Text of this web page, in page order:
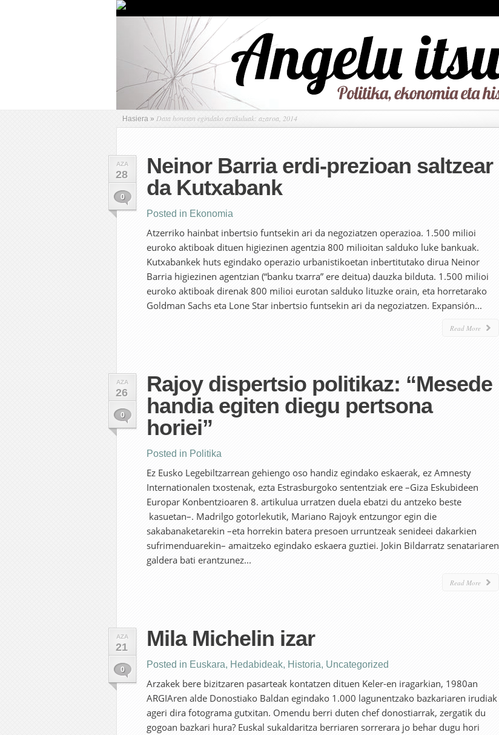
Hasiera » Data honetan egindako artikuluak: azaroa, 2014
AZA
28
0
Neinor Barria erdi-prezioan saltzear
da Kutxabank
Posted in Ekonomia
Atzerriko hainbat inbertsio funtsekin ari da negoziatzen operazioa. 1.500 milioi
euroko aktiboak dituen higiezinen agentzia 800 milioitan salduko luke bankuak.
Kutxabankek huts egindako operazio urbanistikoetan inbertitutako dirua Neinor
Barria higiezinen agentzian (“banku txarra” ere deitua) dauzka bilduta. 1.500 milioi
euroko aktiboak direnak 800 milioi eurotan salduko lituzke orain, eta horretarako
Goldman Sachs eta Lone Star inbertsio funtsekin ari da negoziatzen. Expansión...
Read More
AZA
26
0
Rajoy dispertsio politikaz: “Mesede
handia egiten diegu pertsona
horiei”
Posted in Politika
Ez Eusko Legebiltzarrean gehiengo oso handiz egindako eskaerak, ez Amnesty
Internationalen txostenak, ezta Estrasburgoko sententziak ere –Giza Eskubideen
Europar Konbentzioaren 8. artikulua urratzen duela ebatzi du antzeko beste
kasuetan–. Madrilgo gotorlekutik, Mariano Rajoyk entzungor egin die
sakabanaketarekin –eta horrekin batera presoen urruntzeak senideei dakarkien
sufrimenduarekin– amaitzeko egindako eskaera guztiei. Jokin Bildarratz senatariaren
galdera bati erantzunez...
Read More
AZA
21
0
Mila Michelin izar
Posted in Euskara, Hedabideak, Historia, Uncategorized
Arzakek bere bizitzaren pasarteak kontatzen dituen Keler-en iragarkian, 1980an
ARGIAren alde Donostiako Baldan egindako 1.000 lagunentzako bazkariaren irudiak
ageri dira fotograma gutxitan. Omendu berri duten chef donostiarrak, zergatik du
gogoan bazkari hura? Euskal sukaldaritza berriaren sorrerara jo behar dugu hori